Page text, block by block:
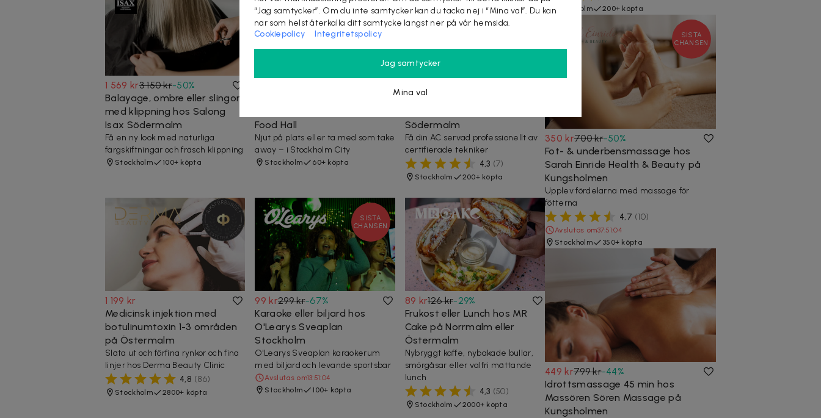
1 569 kr3 150 kr-50%
Balayage, ombre eller slingor
med klippning hos Salong
Isax Södermalm
Få en ny look med naturliga
färgskiftningar och fräsch klippning
Stockholm 100+ köpta
Food Hall
Njut på plats eller ta med som take
away – i Stockholm City
Stockholm 60+ köpta
AC-service för bilen hos
Södermalm
Få din AC servad professionellt av
certifierade tekniker
4,3 (7)
Stockholm 200+ köpta
1 199 kr
Medicinsk injektion med
botulinumtoxin 1-3 områden
på Östermalm
Släta ut och förfina rynkor och fina
linjer hos Derma Beauty Clinic
4,8 (86)
Stockholm 2800+ köpta
SISTA
CHANSEN
99 kr299 kr-67%
Karaoke eller biljard hos
O'Learys Sveaplan
Stockholm
O'Learys Sveaplan karaokerum
med biljard och levande sportsbar
Avslutas om13:51:02
Stockholm
100+ köpta
89 kr126 kr-29%
Frukost eller Lunch hos MR
Cake på Norrmalm eller
Östermalm
Nybryggt kaffe, nybakade bullar,
smörgåsar eller valfri mättande
lunch
4,3 (50)
Stockholm 2000+ köpta
Stockholm 200+ köpta
SISTA
CHANSEN
350 kr700 kr-50%
Fot- & underbensmassage hos
Sarah Einride Health & Beauty på
Kungsholmen
Upplev fördelarna med massage för
fötterna
4,7 (10)
Avslutas om37:51:02
Stockholm
350+ köpta
449 kr799 kr-44%
Idrottsmassage 45 min hos
Massören Sören Massage på
Kungsholmen
“Jag samtycker”. Om du inte samtycker kan du tacka nej i “Mina val”. Du kan
när som helst återkalla ditt samtycke längst ner på vår hemsida.
Cookiepolicy
Integritetspolicy
Jag samtycker
Mina val